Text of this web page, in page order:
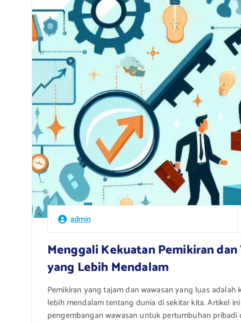
admin
Menggali Kekuatan Pemikiran
yang Lebih Mendalam
Pemikiran yang tajam dan wawasan yang luas
lebih mendalam tentang dunia di sekitar kita. Artikel
pengembangan wawasan untuk pertumbuhan